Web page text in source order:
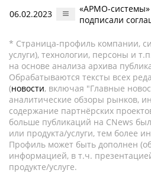
06.02.2023
«АРМО-
подписали
* Страница-профиль компании,
услуги), технологии, персоны и
на основе анализа архива
Обрабатываются тексты всех
(новости, включая "Главные
аналитические обзоры рынков,
содержание партнёрских
больше публикаций на CNews
или продукта/услуги, тем более
Профиль может быть дополнен
информацией, в т.ч.
продукте/услуге.